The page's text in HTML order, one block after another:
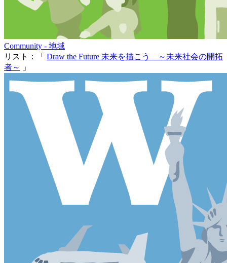
Community - 地域
リスト：「 Draw the Future 未来を描こう ～未来社会の開拓
者～
」